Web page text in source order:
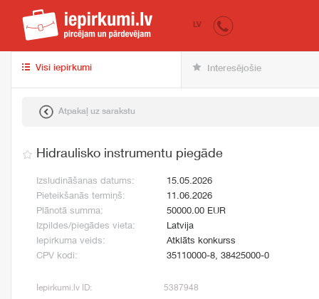
iepirkumi.lv
LV
Visi iepirkumi Interesējošie
Atpakaļ uz sarakstu
Hidraulisko instrumentu piegāde
Izsludināšanas datums:
15.05.2026
Pieteikšanās termiņš:
11.06.2026
Plānotā summa:
50000.00 EUR
Izpildes/piegādes vieta:
Latvija
Iepirkuma veids:
Atklāts konkurss
CPV kodi:
35110000-8, 38425000-0
Iepirkumi.lv ID: 5387948